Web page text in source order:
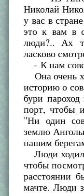
Николай
у вас в
это к вам в
люди?.. Ах
ласково
- К нам
Она очень
историю о
бури
порт, чтобы
"Ни один
землю
нашим
Люди
чтобы
расстоянии
мачте. Люди